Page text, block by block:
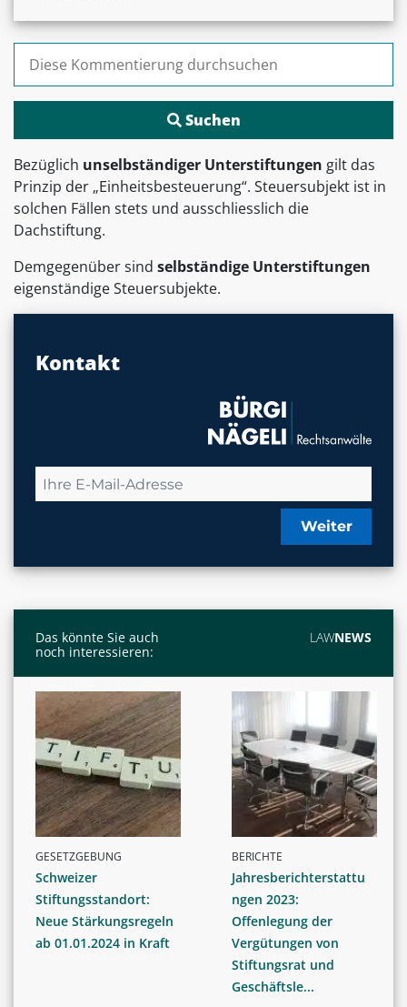
Suchen nach:
Bezüglich unselbständiger Unterstiftungen gilt das
Prinzip der „Einheitsbesteuerung“. Steuersubjekt ist in
solchen Fällen stets und ausschliesslich die
Dachstiftung.
Demgegenüber sind selbständige Unterstiftungen
eigenständige Steuersubjekte.
Kontakt
Weiter
Das könnte Sie auch
noch interessieren:
LAWNEWS
GESETZGEBUNG
Schweizer
Stiftungsstandort:
Neue Stärkungsregeln
ab 01.01.2024 in Kraft
BERICHTE
Jahresberichterstattu
ngen 2023:
Offenlegung der
Vergütungen von
Stiftungsrat und
Geschäftsle...